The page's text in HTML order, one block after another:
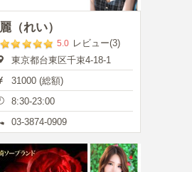
麗（れい）
5.0 レビュー(3)
東京都台東区千束4-18-1
31000 (総額)
8:30-23:00
03-3874-0909